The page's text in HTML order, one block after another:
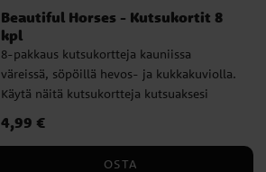
Beautiful Horses - Kutsukortit 8
kpl
8-pakkaus kutsukortteja kauniissa
väreissä, söpöillä hevos- ja kukkakuviolla.
Käytä näitä kutsukortteja kutsuaksesi
Kutsukorttien koko on noin 7,5 x 14 cm
Hinta :4,99 €
4,99 €
OSTA